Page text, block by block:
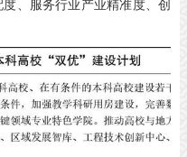
、服务行业产业精准度、创